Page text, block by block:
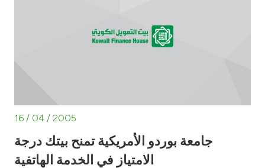
16 / 04 / 2005
جامعة بوردو الأمريكية تمنح بيتك درجة
الامتياز في الخدمة الهاتفية